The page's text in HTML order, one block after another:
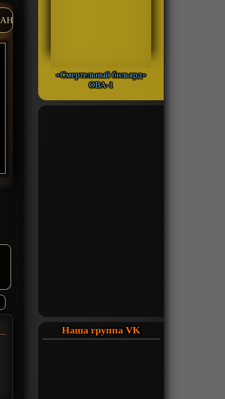
AH
«Смертельный бильярд»
ОВА-1
Наша группа VK